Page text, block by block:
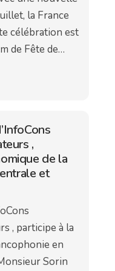
la France
célébration est
de Fête de…
,
de la
et
, participe à la
en
Sorin